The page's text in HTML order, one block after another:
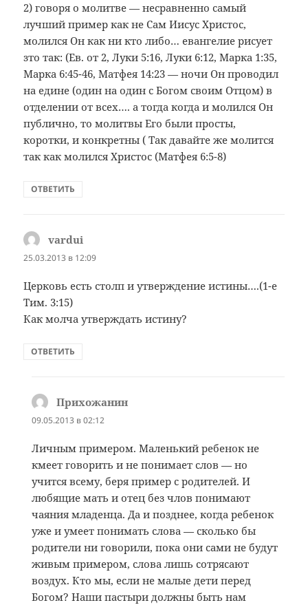
2) говоря о молитве — несравненно самый
лучший пример как не Сам Иисус Христос,
молился Он как ни кто либо… евангелие рисует
зто так: (Ев. от 2, Луки 5:16, Луки 6:12, Марка 1:35,
Марка 6:45-46, Матфея 14:23 — ночи Он проводил
на едине (один на один с Богом своим Отцом) в
отделении от всех…. а тогда когда и молился Он
публично, то молитвы Его были просты,
коротки, и конкретны ( Так давайте же молится
так как молился Христос (Матфея 6:5-8)
ОТВЕТИТЬ
vardui
25.03.2013 в 12:09
Церковь есть столп и утверждение истины….(1-е
Тим. 3:15)
Как молча утверждать истину?
ОТВЕТИТЬ
Прихожанин
09.05.2013 в 02:12
Личным примером. Маленький ребенок не
кмеет говорить и не понимает слов — но
учится всему, беря пример с родителей. И
любящие мать и отец без члов понимают
чаяния младенца. Да и позднее, когда ребенок
уже и умеет понимать слова — сколько бы
родители ни говорили, пока они сами не будут
живым примером, слова лишь сотрясают
воздух. Кто мы, если не малые дети перед
Богом? Наши пастыри должны быть нам